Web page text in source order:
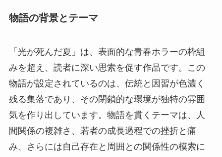
物語の背景とテーマ
「光が死んだ夏」は、表面的な青春ホラーの枠組
みを超え、読者に深い思索を促す作品です。この
物語が設定されているのは、伝統と因習が色濃く
残る集落であり、その閉鎖的な環境が独特の雰囲
気を作り出しています。物語を貫くテーマは、人
間関係の複雑さ、若者の成長過程での挫折と痛
み、さらには自己存在と周囲との関係性の模索に